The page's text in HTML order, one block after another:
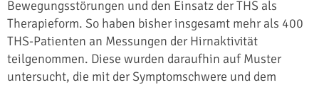
Bewegungsstörungen und den Einsatz der THS als
Therapieform. So haben bisher insgesamt mehr als 400
THS-Patienten an Messungen der Hirnaktivität
teilgenommen. Diese wurden daraufhin auf Muster
untersucht, die mit der Symptomschwere und dem